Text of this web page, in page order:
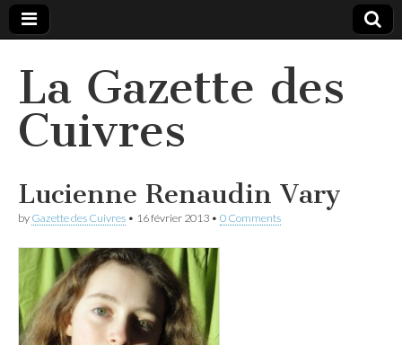
La Gazette des
Cuivres
Lucienne Renaudin Vary
by Gazette des Cuivres • 16 février 2013 • 0 Comments